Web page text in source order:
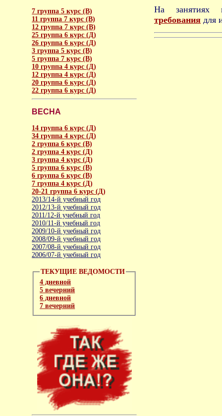
7 группа 5 курс (В)
11 группа 7 курс (В)
12 группа 7 курс (В)
25 группа 6 курс (Д)
26 группа 6 курс (Д)
3 группа 5 курс (В)
5 группа 7 курс (В)
10 группа 4 курс (Д)
12 группа 4 курс (Д)
20 группа 6 курс (Д)
22 группа 6 курс (Д)
ВЕСНА
14 группа 6 курс (Д)
34 группа 4 курс (Д)
2 группа 6 курс (В)
2 группа 4 курс (Д)
3 группа 4 курс (Д)
5 группа 6 курс (В)
6 группа 6 курс (В)
7 группа 4 курс (Д)
20-21 группа 6 курс (Д)
2013/14-й учебный год
2012/13-й учебный год
2011/12-й учебный год
2010/11-й учебный год
2009/10-й учебный год
2008/09-й учебный год
2007/08-й учебный год
2006/07-й учебный год
ТЕКУЩИЕ ВЕДОМОСТИ
4 дневной
5 вечерний
6 дневной
7 вечерний
На занятиях
требования для